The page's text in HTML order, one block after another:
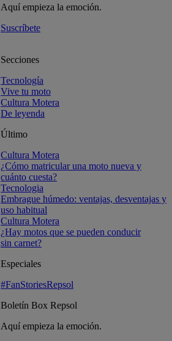
Aquí empieza la emoción.
Suscríbete
Secciones
Tecnología
Vive tu moto
Cultura Motera
De leyenda
Último
Cultura Motera
¿Cómo matricular una moto nueva y
cuánto cuesta?
Tecnologia
Embrague húmedo: ventajas, desventajas y
uso habitual
Cultura Motera
¿Hay motos que se pueden conducir
sin carnet?
Especiales
#FanStoriesRepsol
Boletín Box Repsol
Aquí empieza la emoción.